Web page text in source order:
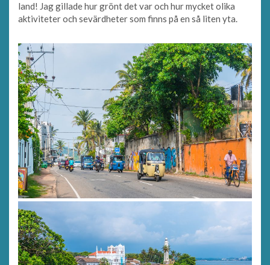
land! Jag gillade hur grönt det var och hur mycket olika
aktiviteter och sevärdheter som finns på en så liten yta.